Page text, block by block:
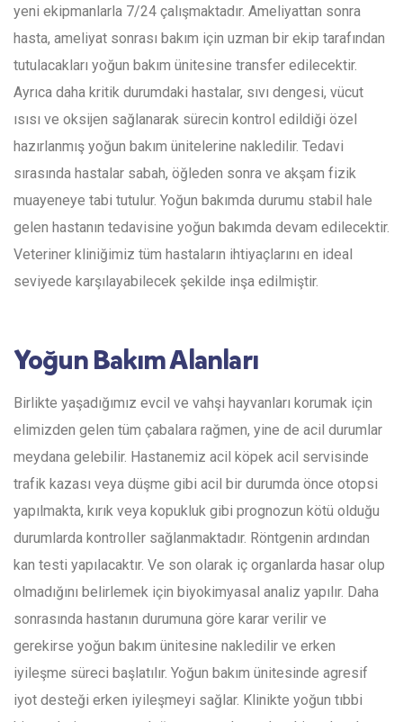
yeni ekipmanlarla 7/24 çalışmaktadır. Ameliyattan sonra
hasta, ameliyat sonrası bakım için uzman bir ekip tarafından
tutulacakları yoğun bakım ünitesine transfer edilecektir.
Ayrıca daha kritik durumdaki hastalar, sıvı dengesi, vücut
ısısı ve oksijen sağlanarak sürecin kontrol edildiği özel
hazırlanmış yoğun bakım ünitelerine nakledilir. Tedavi
sırasında hastalar sabah, öğleden sonra ve akşam fizik
muayeneye tabi tutulur. Yoğun bakımda durumu stabil hale
gelen hastanın tedavisine yoğun bakımda devam edilecektir.
Veteriner kliniğimiz tüm hastaların ihtiyaçlarını en ideal
seviyede karşılayabilecek şekilde inşa edilmiştir.
Yoğun Bakım Alanları
Birlikte yaşadığımız evcil ve vahşi hayvanları korumak için
elimizden gelen tüm çabalara rağmen, yine de acil durumlar
meydana gelebilir. Hastanemiz acil köpek acil servisinde
trafik kazası veya düşme gibi acil bir durumda önce otopsi
yapılmakta, kırık veya kopukluk gibi prognozun kötü olduğu
durumlarda kontroller sağlanmaktadır. Röntgenin ardından
kan testi yapılacaktır. Ve son olarak iç organlarda hasar olup
olmadığını belirlemek için biyokimyasal analiz yapılır. Daha
sonrasında hastanın durumuna göre karar verilir ve
gerekirse yoğun bakım ünitesine nakledilir ve erken
iyileşme süreci başlatılır. Yoğun bakım ünitesinde agresif
iyot desteği erken iyileşmeyi sağlar. Klinikte yoğun tıbbi